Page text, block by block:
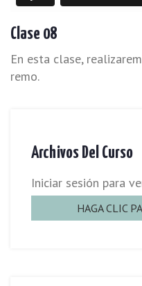
Clase 08
En esta clase,
remo.
Archivos Del Curso
Iniciar sesión para
HAGA CLIC